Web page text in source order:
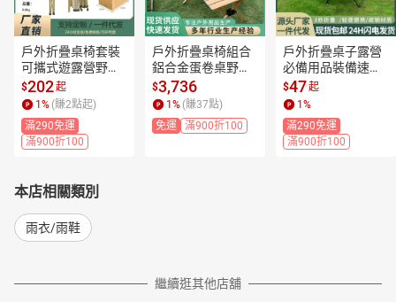
戶外折疊桌椅套裝
可攜式遊露營野餐
蛋卷桌寫生休閒可
折疊
$202起
1 % (賺2點起)
滿290免運
滿900折100
戶外折疊桌椅組合
鋁合金蛋卷桌野餐
露營餐桌行動式釣
魚折
$3,736
1 % (賺37點)
免運
滿900折100
戶外折疊桌子露營
必備用品裝備速開
桌igt戰術桌可攜式
輕量戰術桌
$47起
1 %
滿290免運
滿900折100
本店相關類別
雨衣/雨鞋
繼續逛其他店舖